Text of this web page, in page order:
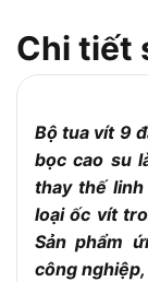
– 1
– 1
Chất liệu
–
–
Chi tiết
Bộ tua vít 9
bọc cao su
thay thế
loại ốc vít
Sản phẩm
công